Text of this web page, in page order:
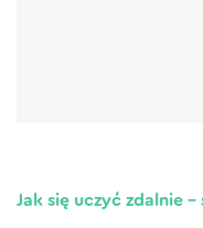
Jak się uczyć zdalnie –